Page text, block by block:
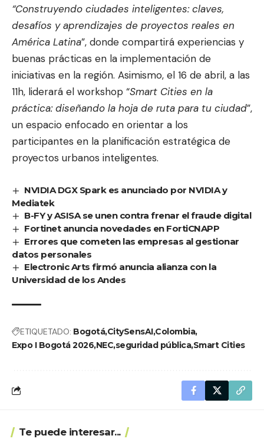
“Construyendo ciudades inteligentes: claves,
desafíos y aprendizajes de proyectos reales en
América Latina”, donde compartirá experiencias y
buenas prácticas en la implementación de
iniciativas en la región. Asimismo, el 16 de abril, a las
11h, liderará el workshop “Smart Cities en la
práctica: diseñando la hoja de ruta para tu ciudad”,
un espacio enfocado en orientar a los
participantes en la planificación estratégica de
proyectos urbanos inteligentes.
NVIDIA DGX Spark es anunciado por NVIDIA y
Mediatek
B-FY y ASISA se unen contra frenar el fraude digital
Fortinet anuncia novedades en FortiCNAPP
Errores que cometen las empresas al gestionar
datos personales
Electronic Arts firmó anuncia alianza con la
Universidad de los Andes
ETIQUETADO: BogotáCitySensAIColombia
Expo I Bogotá 2026NECseguridad públicaSmart Cities
Te puede interesar...